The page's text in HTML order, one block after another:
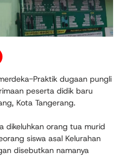
Praktik dugaan pungli
peserta didik baru
Kota Tangerang.
dikeluhkan orang tua murid
siswa asal Kelurahan
disebutkan namanya